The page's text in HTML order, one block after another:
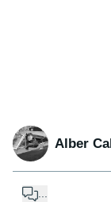
Alber
...